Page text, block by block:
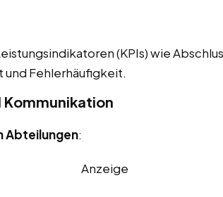
(KPIs) wie
Fehlerhäufigkeit.
Abteilungen:
Anzeige